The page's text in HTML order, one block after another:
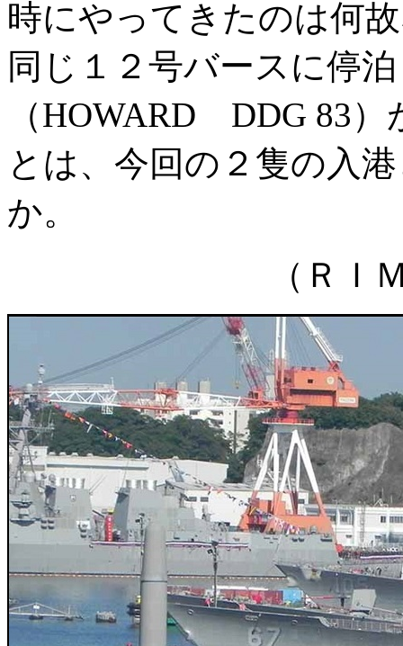
時にやってきたのは何
同じ１２号バースに停
（HOWARD DDG 83
とは、今回の２隻の入
か。
（Ｒ